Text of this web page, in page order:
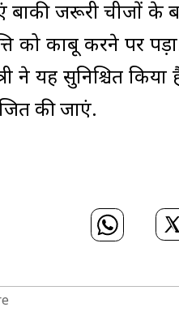
बाकी जरूरी चीजों के
को काबू करने
ने यह सुनिश्चित
की जाएं.